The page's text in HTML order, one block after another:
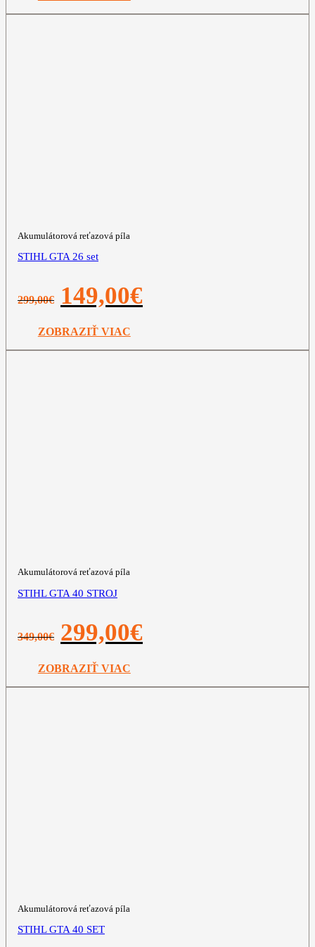
Akumulátorová reťazová píla
STIHL GTA 26 set
299,00€
Pôvodná
cena
299,00€.
149,00€
ZOBRAZIŤ VIAC
Akumulátorová reťazová píla
STIHL GTA 40 STROJ
349,00€
Pôvodná
cena
349,00€.
299,00€
ZOBRAZIŤ VIAC
Akumulátorová reťazová píla
STIHL GTA 40 SET